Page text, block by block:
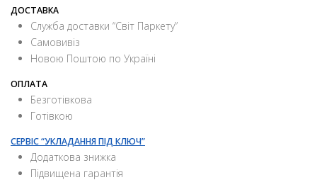
ДОСТАВКА
Служба доставки “Свiт Паркету”
Самовивіз
Новою Поштою по Україні
ОПЛАТА
Безготівкова
Готівкою
СЕРВІС “УКЛАДАННЯ ПІД КЛЮЧ”
Додаткова знижка
Підвищена гарантія